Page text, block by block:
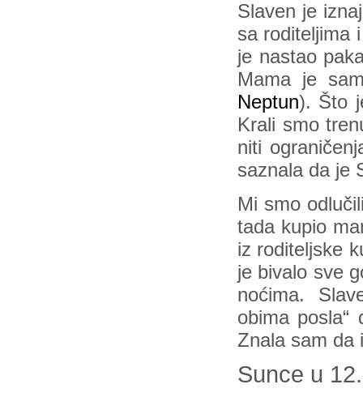
Slaven je
sa roditeljima
je nastao
Mama je
Neptun). Što
Krali smo
niti
saznala da je
Mi smo
tada kupio
iz roditeljske
je bivalo sve
noćima.
obima
Znala sam da
Sunce u